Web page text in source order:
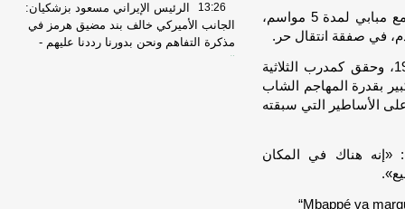
رسميا، يوم الاثنين الماضي، تعاقده مع مبابي لمدة 5 مواسم،
في صفقة انتقال حر.
وأبدى زيدان، الذي قاد فرنسا للتتويج بكأس العالم 1998، وحقق كمدرب الثلاثية
بقدرة المهاجم الشاب
الأساطير التي سبقته
«إنه هناك في المكان
“Mbappé va
13:26
الرئيس الإيراني مسعود بزشكيان:
الجانب الأميركي خالف بند مضيق هرمز في
مذكرة التفاهم ونحن بدورنا رددنا عليهم -